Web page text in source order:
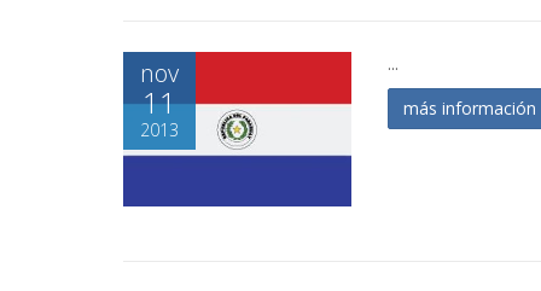
nov
11
2013
...
más información